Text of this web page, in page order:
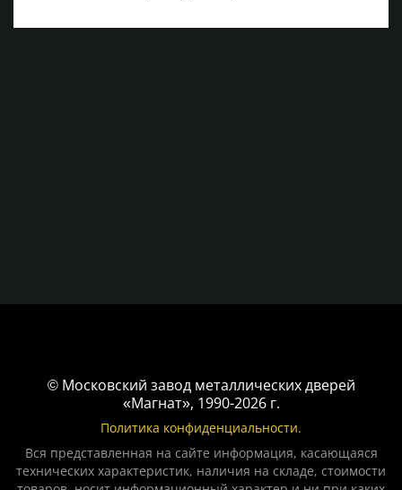
© Московский завод металлических дверей
«Магнат», 1990-2026 г.
Политика конфиденциальности.
Вся представленная на сайте информация, касающаяся
технических характеристик, наличия на складе, стоимости